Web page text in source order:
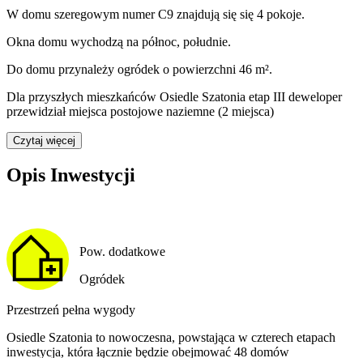
W domu szeregowym numerC9 znajdują się się 4 pokoje.
Okna domu wychodzą na północ, południe.
Do domu przynależy ogródek o powierzchni 46 m².
Dla przyszłych mieszkańców Osiedle Szatonia etap III deweloper
przewidziałmiejsca postojowe naziemne (2 miejsca)
Czytaj więcej
Opis Inwestycji
Pow. dodatkowe
Ogródek
Przestrzeń pełna wygody
Osiedle Szatonia to nowoczesna, powstająca w czterech etapach
inwestycja, która łącznie będzie obejmować 48 domów